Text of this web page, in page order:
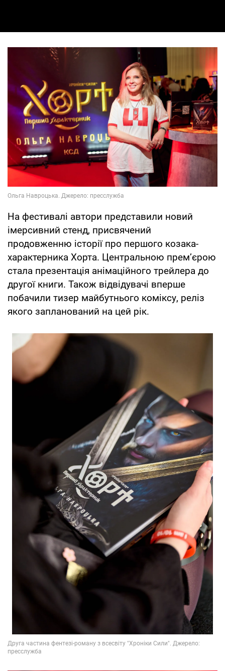
На фестивалі автори представили новий
імерсивний стенд, присвячений
продовженню історії про першого козака-
характерника Хорта. Центральною прем’єрою
стала презентація анімаційного трейлера до
другої книги. Також відвідувачі вперше
побачили тизер майбутнього коміксу, реліз
якого запланований на цей рік.